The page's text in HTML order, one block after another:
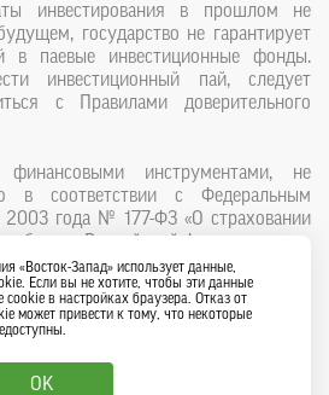
инвестирования в прошлом не
государство не гарантирует
в паевые инвестиционные фонды.
инвестиционный пай, следует
с Правилами доверительного
инструментами, не
в соответствии с Федеральным
2003 года № 177-ФЗ «О страховании
банках Российской Федерации».
«Восток-Запад» использует данные,
Если вы не хотите, чтобы эти данные
в настройках браузера. Отказ от
может привести к тому, что некоторые
OK